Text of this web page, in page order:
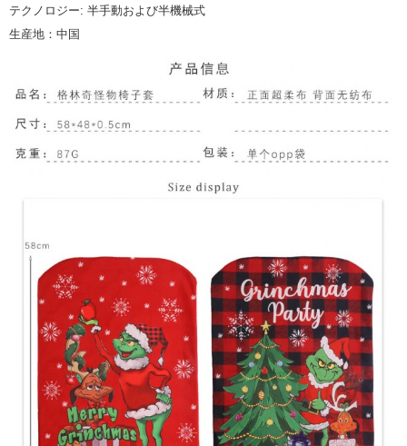
テクノロジー: 半手動および半機械式
生産地：中国